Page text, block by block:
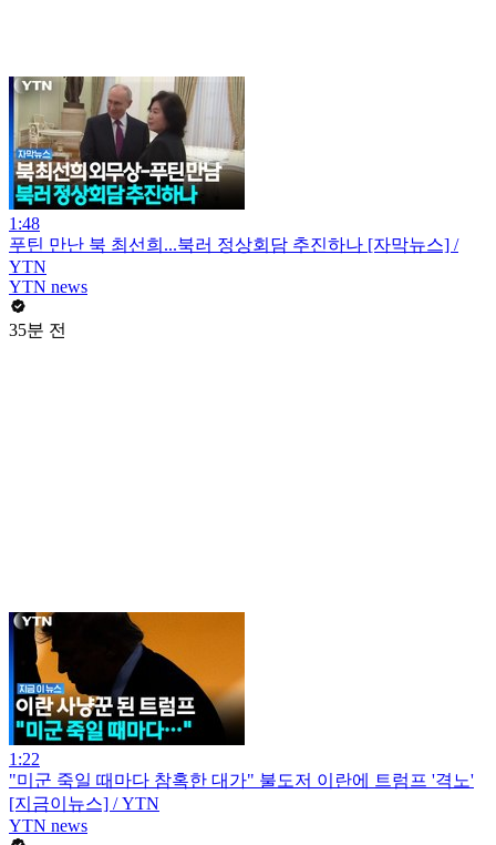
1:48
푸틴 만난 북 최선희...북러 정상회담 추진하나 [자막뉴스] /
YTN
YTN news
35분 전
1:22
"미군 죽일 때마다 참혹한 대가" 불도저 이란에 트럼프 '격노'
[지금이뉴스] / YTN
YTN news